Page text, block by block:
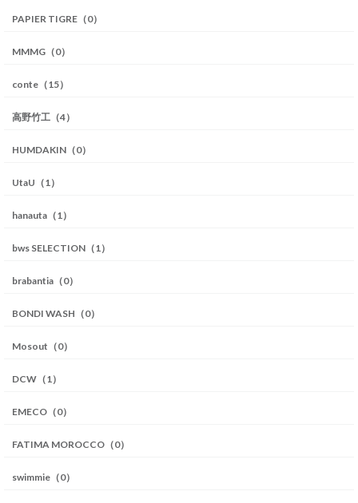
PAPIER TIGRE（0）
MMMG（0）
conte（15）
高野竹工（4）
HUMDAKIN（0）
UtaU（1）
hanauta（1）
bws SELECTION（1）
brabantia（0）
BONDI WASH（0）
Mosout（0）
DCW（1）
EMECO（0）
FATIMA MOROCCO（0）
swimmie（0）